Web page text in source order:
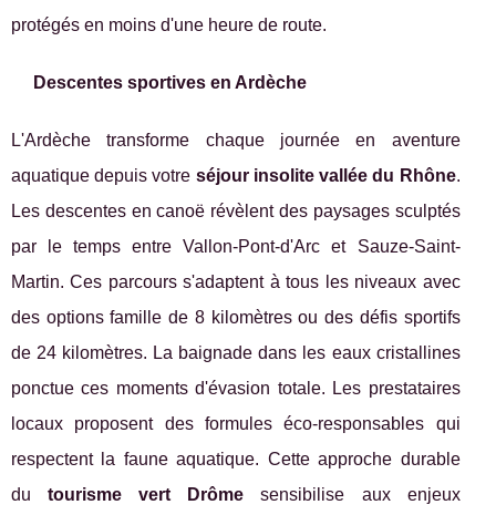
protégés en moins d'une heure de route.
Descentes sportives en Ardèche
L'Ardèche transforme chaque journée en aventure
aquatique depuis votre séjour insolite vallée du Rhône.
Les descentes en canoë révèlent des paysages sculptés
par le temps entre Vallon-Pont-d'Arc et Sauze-Saint-
Martin. Ces parcours s'adaptent à tous les niveaux avec
des options famille de 8 kilomètres ou des défis sportifs
de 24 kilomètres. La baignade dans les eaux cristallines
ponctue ces moments d'évasion totale. Les prestataires
locaux proposent des formules éco-responsables qui
respectent la faune aquatique. Cette approche durable
dutourisme vert Drôme sensibilise aux enjeux